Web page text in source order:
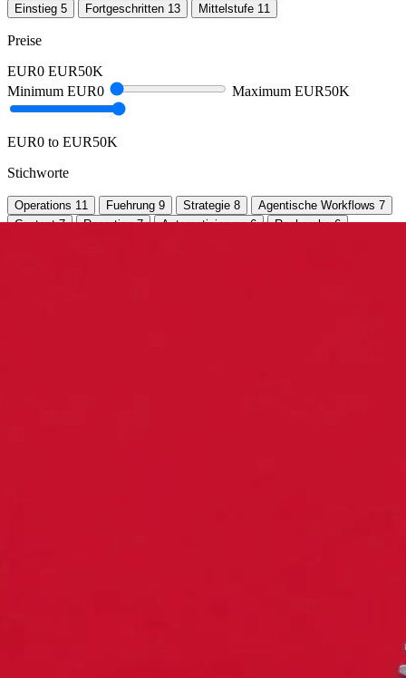
Einstieg 5 Fortgeschritten 13 Mittelstufe 11
Preise
EUR0 EUR50K
Minimum EUR0 Maximum EUR50K
EUR0 to EUR50K
Stichworte
Operations 11 Fuehrung 9 Strategie 8 Agentische Workflows 7
Content 7 Reporting 7 Automatisierung 6 Recherche 6